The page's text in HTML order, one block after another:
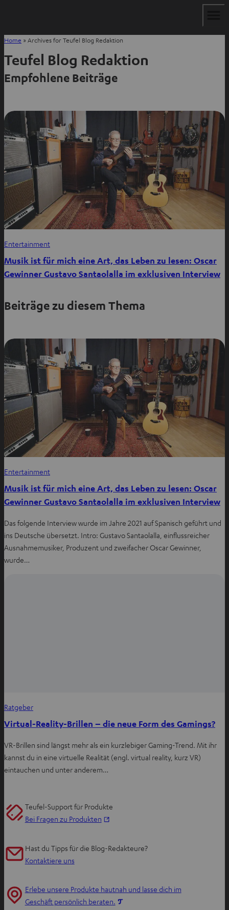
Home »Archives for Teufel Blog Redaktion
Teufel Blog Redaktion
Empfohlene Beiträge
Entertainment
Musik ist für mich eine Art, das Leben zu lesen: Oscar
Gewinner Gustavo Santaolalla im exklusiven Interview
Beiträge zu diesem Thema
Entertainment
Musik ist für mich eine Art, das Leben zu lesen: Oscar
Gewinner Gustavo Santaolalla im exklusiven Interview
Das folgende Interview wurde im Jahre 2021 auf Spanisch geführt und
ins Deutsche übersetzt. Intro: Gustavo Santaolalla, einflussreicher
Ausnahmemusiker, Produzent und zweifacher Oscar Gewinner,
wurde…
Ratgeber
Virtual-Reality-Brillen – die neue Form des Gamings?
VR-Brillen sind längst mehr als ein kurzlebiger Gaming-Trend. Mit ihr
kannst du in eine virtuelle Realität (engl. virtual reality, kurz VR)
eintauchen und unter anderem…
Teufel-Support für Produkte
Bei Fragen zu Produkten
n
T
Hast du Tipps für die Blog-Redakteure?
Kontaktiere uns
Erlebe unsere Produkte hautnah und lasse dich im
Geschäft persönlich beraten.